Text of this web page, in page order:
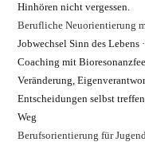
Hinhören nicht vergessen.
Berufliche Neuorientierung
Jobwechsel Sinn des Lebens
Coaching mit
Veränderung,
Entscheidungen selbst
Weg
Berufsorientierung für